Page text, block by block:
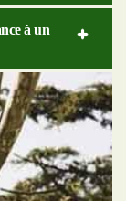
à un